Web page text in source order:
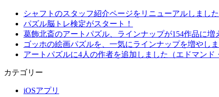
シャフトのスタッフ紹介ページをリニューアルしました
パズル脳トレ検定がスタート！
葛飾北斎のアートパズル、ラインナップが154作品に増
ゴッホの絵画パズルを、一気にラインナップを増やし
アートパズルに4人の作者を追加しました（エドマンド
カテゴリー
iOSアプリ